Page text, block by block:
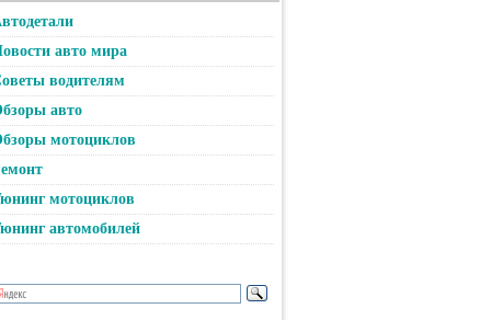
авто мира
водителям
авто
мотоциклов
мотоциклов
автомобилей